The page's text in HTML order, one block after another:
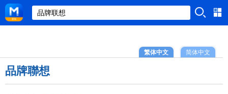
简体中文
繁体中文
品牌聯想